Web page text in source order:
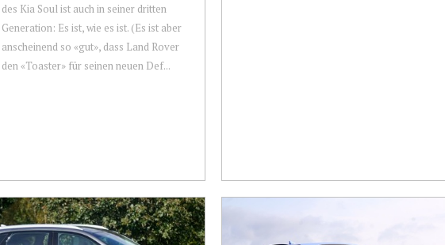
des Kia Soul ist auch in seiner dritten
Generation: Es ist, wie es ist. (Es ist aber
anscheinend so «gut», dass Land Rover
den «Toaster» für seinen neuen Def...